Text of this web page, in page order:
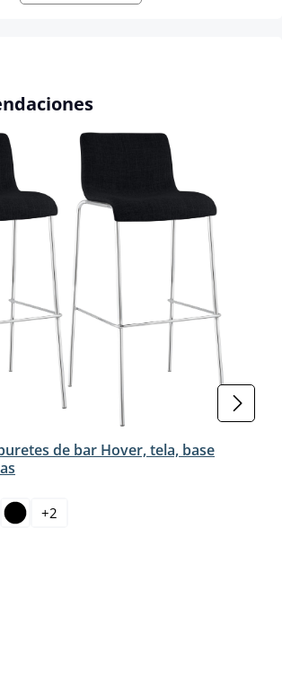
productos
de bar Hover, tela, base
+2